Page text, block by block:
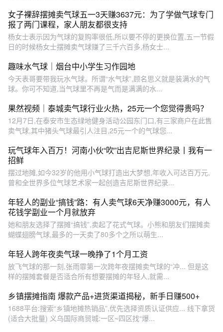
女子裸辞摆摊卖气球五一3天赚3637元：为了学做气球专门
报了两门课程，家人朋友都很支持
杨女士表示因为气球的复购率很低,所以要不停的更换位置,五一节假
日的时候杨女士摆摊卖气球赚了三千六百多,杨女士...
趣味水气球｜烟台中小学生习作园地
今天表哥要带我玩水气球。所谓“水气球”,顾名思义就是装满水的气
球。你可不知道,当气球里不再是气而是满满的水...
果然视频｜泰城卖气球行业火热，25元一个您觉得贵吗？
12月7日,在泰安市生态绿地健身活动公园东门口,有三家商户在此售
卖气球,其中猪头气球最引人注目,25元一个的气球您...
玩气球年入百万！河南小伙“吹”出吉尼斯世界纪录丨我有一
招鲜
摆过地摊,如今32岁的他用小气球打造出大梦想,年收入可达百万元,
曾和全世界多位气球艺术家一起创造吉尼斯世界纪录...
年轻人的副业“搞钱”路：有人卖气球6天净赚3000元，有人
花钱学副业一个月就放弃
她和朋友选择了摆摊“搞钱”,卖起了花式气球。小熊和朋友们摆摊卖
蝴蝶翅膀气球,最多的一天卖了80多个之所以萌生...
年轻人跨年夜卖气球一晚挣了1个月工资
放飞气球的那一刻,张雨霏第一次跨年夜摆摊卖气球的“冲... 但是这
样的摆摊套餐是否适合所有想要摆摊的年轻人,就需...
乡镇摆摊指南 爆款产品+进货渠道揭秘，新手日赚500+
1688平台:搜索“乡镇地摊热销品”,优先选择资质认证供应... 线下拿货
(适合大批量) 义乌国际商贸城:一区~四区找“爆...